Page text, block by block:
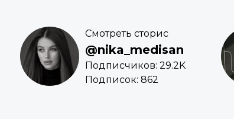
Смотреть сторис
@nika_medisan
Подписчиков: 29.2K
Подписок: 862